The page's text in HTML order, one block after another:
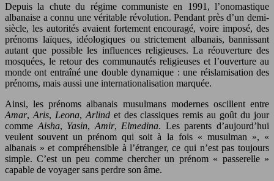
Depuis la chute du régime communiste en 1991, l’onomastique
albanaise a connu une véritable révolution. Pendant près d’un demi-
siècle, les autorités avaient fortement encouragé, voire imposé, des
prénoms laïques, idéologiques ou strictement albanais, bannissant
autant que possible les influences religieuses. La réouverture des
mosquées, le retour des communautés religieuses et l’ouverture au
monde ont entraîné une double dynamique : une réislamisation des
prénoms, mais aussi une internationalisation marquée.
Ainsi, les prénoms albanais musulmans modernes oscillent entre
Amar, Aris, Leona, Arlindet des classiques remis au goût du jour
comme Aisha, Yasin, Amir, Elmedina. Les parents d’aujourd’hui
veulent souvent un prénom qui soit à la fois « musulman », «
albanais » et compréhensible à l’étranger, ce qui n’est pas toujours
simple. C’est un peu comme chercher un prénom « passerelle »
capable de voyager sans perdre son âme.